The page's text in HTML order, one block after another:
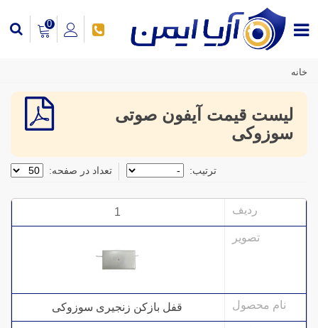
0
خانه
لیست قیمت آیفون صوتی
سوزوکی
ترتیب: تعداد در صفحه:
1
قفل بازکن زنجیری سوزوکی